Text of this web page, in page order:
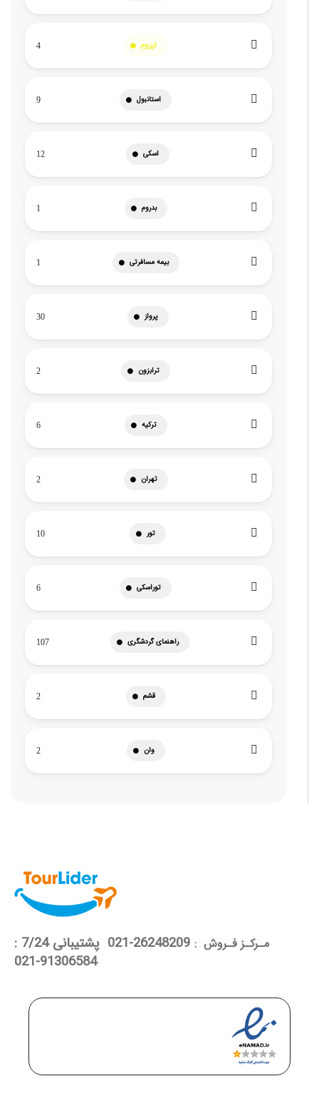
ارزروم 4
استانبول 9
اسکی 12
بدروم 1
بیمه مسافرتی 1
پرواز 30
ترابزون 2
ترکیه 6
تهران 2
تور 10
توراسکی 6
راهنمای گردشگری 107
قشم 2
وان 2
مـرکـز فـروش :
26248209-021 پشتیبانی 7/24 :
91306584-021